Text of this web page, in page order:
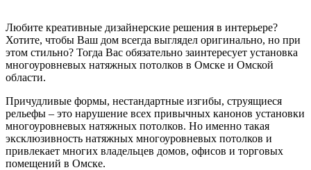
Любите креативные дизайнерские решения в интерьере?
Хотите, чтобы Ваш дом всегда выглядел оригинально, но при
этом стильно? Тогда Вас обязательно заинтересует установка
многоуровневых натяжных потолков в Омске и Омской
области.
Причудливые формы, нестандартные изгибы, струящиеся
рельефы – это нарушение всех привычных канонов установки
многоуровневых натяжных потолков. Но именно такая
эксклюзивность натяжных многоуровневых потолков и
привлекает многих владельцев домов, офисов и торговых
помещений в Омске.